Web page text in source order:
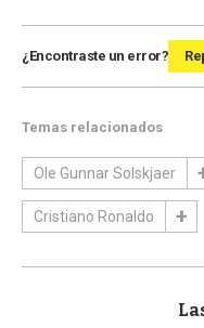
¿Encontraste un error?
Temas relacionados
Ole Gunnar Solskjaer
Cristiano Ronaldo